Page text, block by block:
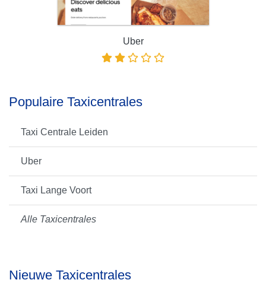
Uber
Populaire Taxicentrales
Taxi Centrale Leiden
Uber
Taxi Lange Voort
Alle Taxicentrales
Nieuwe Taxicentrales